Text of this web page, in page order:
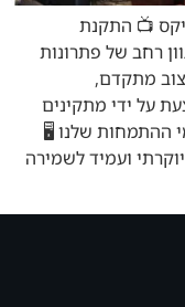
📺 התקנת
רחב של פתרונות
מתקדם,
על ידי מתקינים
ההתמחות שלנו 🖥️
ועמיד לשמירה